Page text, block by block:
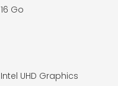
16 Go
Intel UHD Graphics